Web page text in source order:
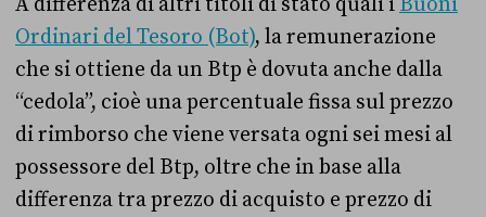
Ordinari del Tesoro (Bot), la remunerazione
che si ottiene da un Btp è dovuta anche dalla
“cedola”, cioè una percentuale fissa sul prezzo
di rimborso che viene versata ogni sei mesi al
possessore del Btp, oltre che in base alla
differenza tra prezzo di acquisto e prezzo di